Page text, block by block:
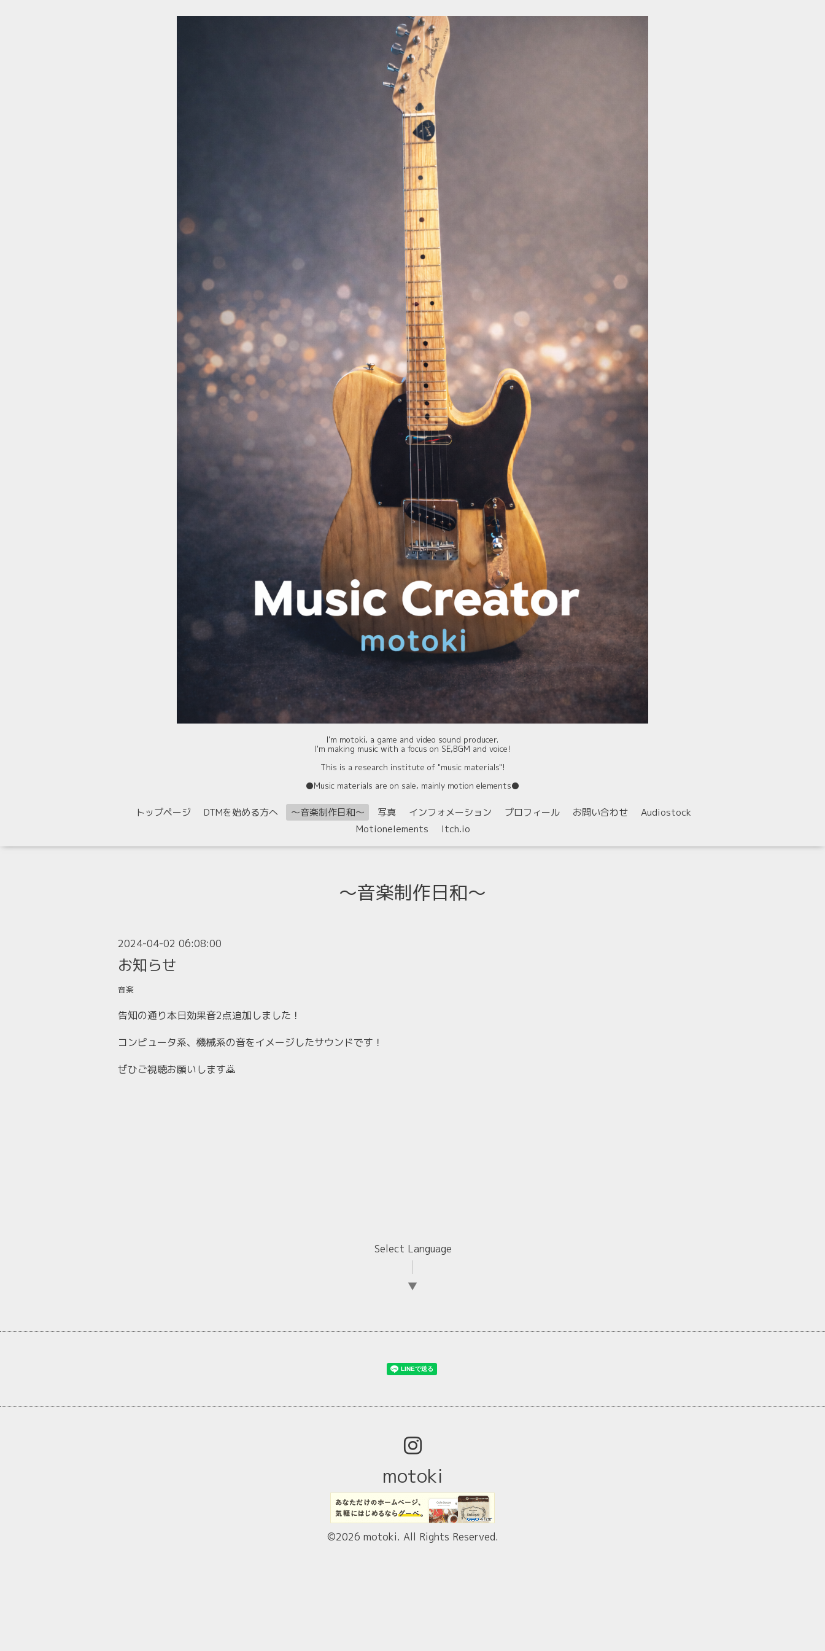
I'm motoki, a game and video sound producer.
I'm making music with a focus on SE,BGM and voice!
This is a research institute of "music materials"!
⚫️Music materials are on sale, mainly motion elements⚫️
トップページ DTMを始める方へ 〜音楽制作日和〜 写真 インフォメーション プロフィール お問い合わせ
Audiostock
Motionelements
Itch.io
〜音楽制作日和〜
2024-04-02 06:08:00
お知らせ
音楽
告知の通り本日効果音2点追加しました！
コンピュータ系、機械系の音をイメージしたサウンドです！
ぜひご視聴お願いします🙇
Select Language
▼
motoki
©2026 motoki. All Rights Reserved.